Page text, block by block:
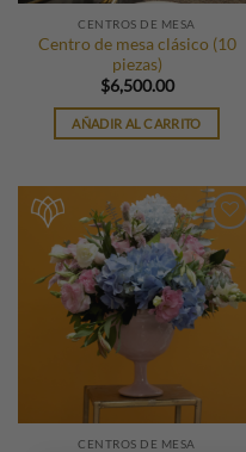
CENTROS DE MESA
Centro de mesa clásico (10
piezas)
$6,500.00
AÑADIR AL CARRITO
Añadir
a la
lista de
deseos
CENTROS DE MESA